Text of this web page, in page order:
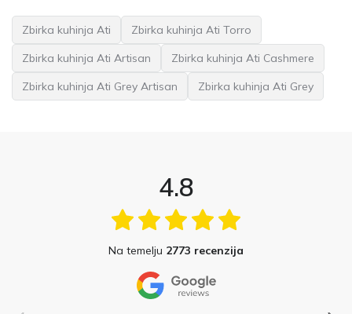
Zbirka kuhinja Ati
Zbirka kuhinja Ati Torro
Zbirka kuhinja Ati Artisan
Zbirka kuhinja Ati Cashmere
Zbirka kuhinja Ati Grey Artisan
Zbirka kuhinja Ati Grey
4.8
Na temelju 2773 recenzija